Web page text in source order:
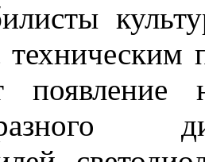
техническим